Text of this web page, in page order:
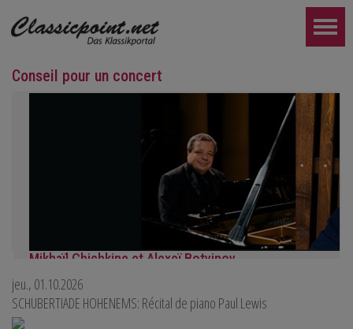
Conseil pour un concert
Mikhaïl Chichkine et Alexeï Botvinov
Mikhail Shishkin - Lecture, discussion et Alexey Botvinov - Piano
Dimanche 16 août 2026, 10h30, Hôtel Hammer (Suisse)
jeu., 01.10.2026
SCHUBERTIADE HOHENEMS: Récital de piano Paul Lewis